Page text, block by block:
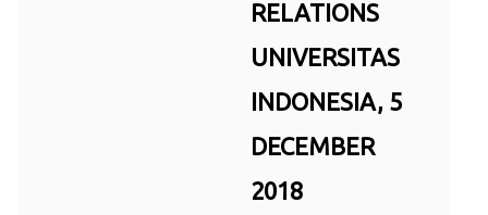
RELATIONS
UNIVERSITAS
INDONESIA, 5
DECEMBER
2018